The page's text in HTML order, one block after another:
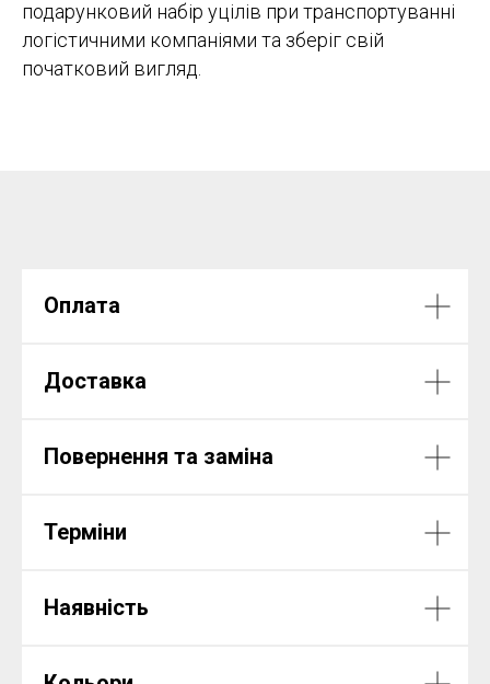
подарунковий набір уцілів при транспортуванні
логістичними компаніями та зберіг свій
початковий вигляд.
Оплата
Доставка
Повернення та заміна
Терміни
Наявність